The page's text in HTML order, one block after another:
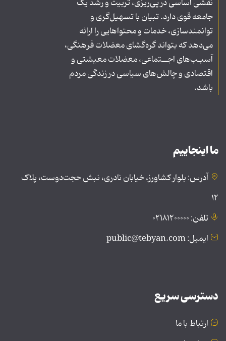
نقشی اساسی در پی‌ریزی، تربیت و رشد یک
جامعه قوی دارد. تبیان با تسهیل‌گری و
توانمندسازی، خدمات و محتواهایی را ارائه
می‌دهد که بتواند گره‌گشای معضلات فرهنگی،
آسیـب‌های اجــتماعی، معضلات معیشتی و
اقتصادی و چالش‌های سیاسی در زندگی مردم
باشد.
ما اینجاییم
آدرس: بلوار کشاورز، خیابان نادری، نبش حجت‌دوست، پلاک
۱۲
تلفن: ۰۲۱۸۱۲۰۰۰۰۰
ایمیل: public@tebyan.com
دسترسی سریع
ارتباط با ما